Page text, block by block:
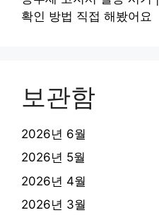
확인 방법 직접 해봤어요
보관함
2026년 6월
2026년 5월
2026년 4월
2026년 3월